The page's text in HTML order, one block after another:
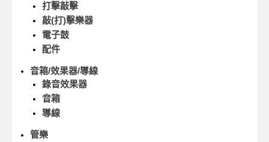
打擊敲擊
敲(打)擊樂器
電子鼓
配件
音箱/效果器/導線
錄音效果器
音箱
導線
管樂